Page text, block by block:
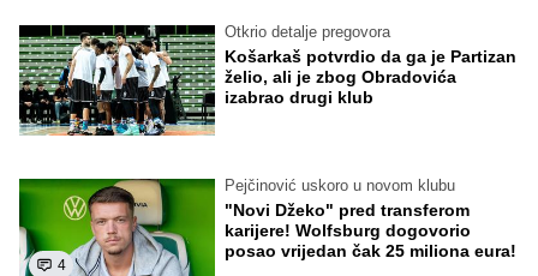
Otkrio detalje pregovora
Košarkaš potvrdio da ga je Partizan
želio, ali je zbog Obradovića
izabrao drugi klub
4
Pejčinović uskoro u novom klubu
"Novi Džeko" pred transferom
karijere! Wolfsburg dogovorio
posao vrijedan čak 25 miliona eura!